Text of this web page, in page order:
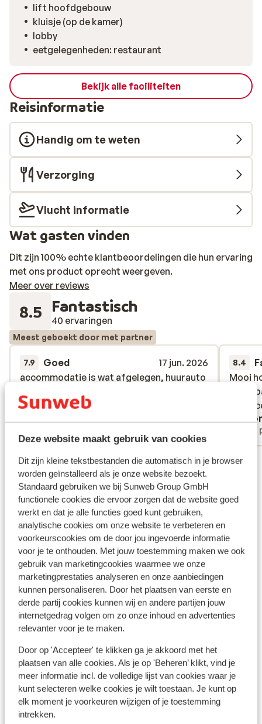
Deze website maakt gebruik van cookies
Dit zijn kleine tekstbestanden die automatisch in je browser
worden geïnstalleerd als je onze website bezoekt.
Standaard gebruiken we bij Sunweb Group GmbH
functionele cookies die ervoor zorgen dat de website goed
werkt en dat je alle functies goed kunt gebruiken,
analytische cookies om onze website te verbeteren en
voorkeurscookies om de door jou ingevoerde informatie
voor je te onthouden. Met jouw toestemming maken we ook
gebruik van marketingcookies waarmee we onze
marketingprestaties analyseren en onze aanbiedingen
kunnen personaliseren. Door het plaatsen van eerste en
derde partij cookies kunnen wij en andere partijen jouw
internetgedrag volgen om zo onze inhoud en advertenties
relevanter voor je te maken.
Door op 'Accepteer' te klikken ga je akkoord met het
plaatsen van alle cookies. Als je op 'Beheren’ klikt, vind je
meer informatie incl. de volledige lijst van cookies waar je
kunt selecteren welke cookies je wilt toestaan. Je kunt op
elk moment je voorkeuren wijzigen of je toestemming
intrekken.
lift hoofdgebouw
kluisje (op de kamer)
lobby
eetgelegenheden: restaurant
Bekijk alle faciliteiten
Reisinformatie
Handig om te weten
Verzorging
Vlucht informatie
Wat gasten vinden
Dit zijn 100% echte klantbeoordelingen die hun ervaring
met ons product oprecht weergeven.
Meer over reviews
8.5 Fantastisch
40 ervaringen
Meest geboekt door met partner
7.9 Goed
17 jun. 2026
accommodatie is wat afgelegen, huurauto
accommodatie is wat afgelegen, huurauto
8.4
Mooi
Mooi
Bekijk alle 40 ervaringen
Ligging
Bekijk op kaart
In de buurt
Strand: 7 km
Centrum Het centrum van tavira: 2 km
Centrum Het centrum van cabanas: 4 km
In een bosrijke omgeving
Pinautomaat: 1500 m
Winkels: 2 km
(Mini)supermarkt: 2 km